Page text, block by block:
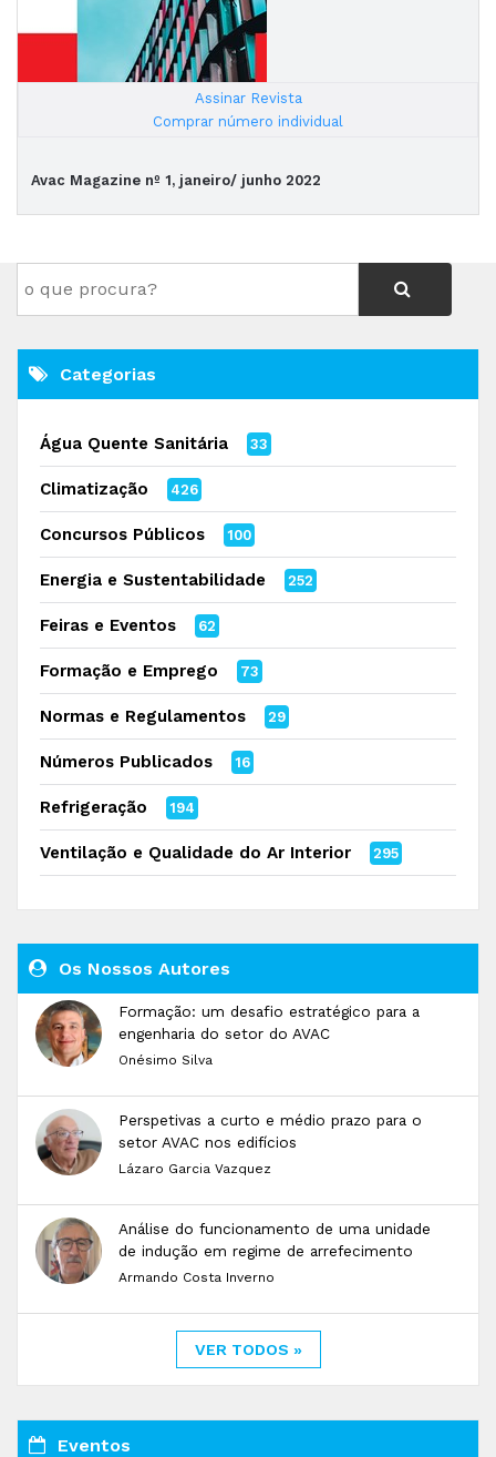
Assinar Revista
Comprar número individual
Avac Magazine nº 1, janeiro/ junho 2022
Categorias
Água Quente Sanitária 33
Climatização 426
Concursos Públicos 100
Energia e Sustentabilidade 252
Feiras e Eventos 62
Formação e Emprego 73
Normas e Regulamentos 29
Números Publicados 16
Refrigeração 194
Ventilação e Qualidade do Ar Interior 295
Os Nossos Autores
Formação: um desafio estratégico para a
engenharia do setor do AVAC
Onésimo Silva
Perspetivas a curto e médio prazo para o
setor AVAC nos edifícios
Lázaro Garcia Vazquez
Análise do funcionamento de uma unidade
de indução em regime de arrefecimento
Armando Costa Inverno
VER TODOS »
Eventos